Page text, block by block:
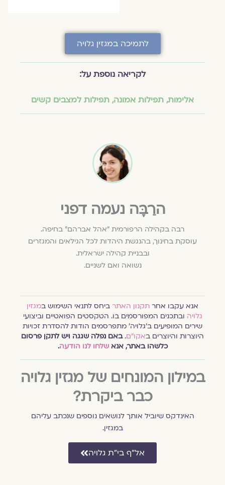
לתמיכה במגזין גלויה
לקריאה נוספת על:
אלימות,תפילות אמונה,תפילות למצבים קשים
הרַבָּה נעמה דפני
רבה בקהילה הרפורמית ״אהל אברהם״ בחיפה.
עוסקת בחינוך, בהנגשת היהדות לכל הגילאים והמגזרים
ובבניית קהילה ישראלית.
נשואה ואם לשניים.
אנא עקבו אחרתקנון האתרביחס לתנאי השימוש ב מגזין
גלויהובתכנים המפורסמים בו. הטקסטים הפואטיים וביצועי
שירים המופיעים ב׳גלויה׳ מתפרסמים הודות להסדרת זכויות
היוצרות והיוצרים ב אקו״ם.באם נפלה שגגה ויש לתקן פרסום
כלשהו באתר, אנאשלחו לנו הודעה.
במילון המונחים של מגזין גלויה
כבר ביקרת?
האינדקס שיוביל אותך לנושאים נוספים שנכתב עליהם
במגזין.
אל״ף בי״ת גלויה